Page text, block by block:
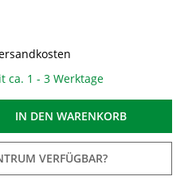
ca. 1 - 3 Werktage
IN DEN WARENKORB
VERFÜGBAR?